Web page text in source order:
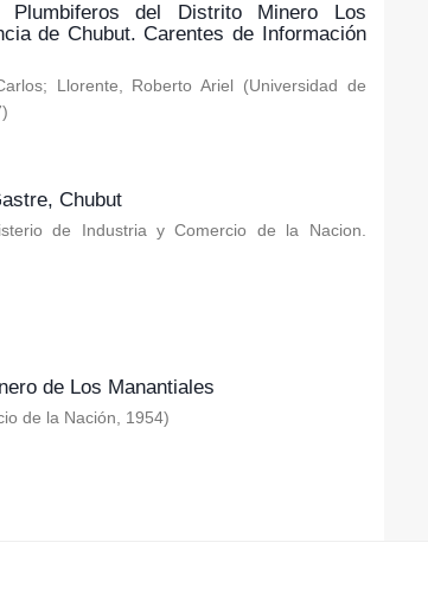
Plumbiferos del Distrito Minero Los
de Chubut. Carentes de Información
; Llorente, Roberto Ariel (Universidad de
)
Chubut
de Industria y Comercio de la Nacion.
de Los Manantiales
de la Nación, 1954)